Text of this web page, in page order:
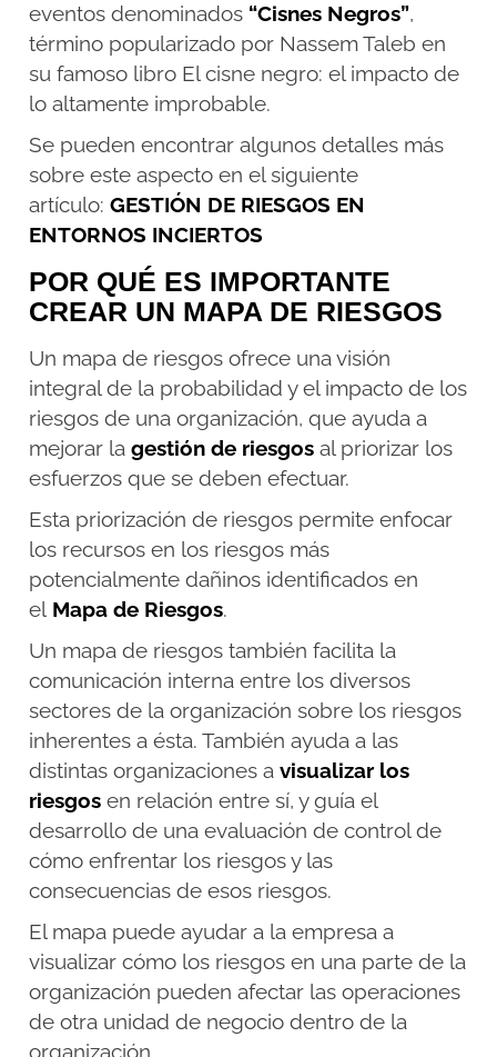
eventos denominados “Cisnes Negros”,
término popularizado por Nassem Taleb en
su famoso libro El cisne negro: el impacto de
lo altamente improbable.
Se pueden encontrar algunos detalles más
sobre este aspecto en el siguiente
artículo:GESTIÓN DE RIESGOS EN
ENTORNOS INCIERTOS
POR QUÉ ES IMPORTANTE
CREAR UN MAPA DE RIESGOS
Un mapa de riesgos ofrece una visión
integral de la probabilidad y el impacto de los
riesgos de una organización, que ayuda a
mejorar lagestión de riesgos al priorizar los
esfuerzos que se deben efectuar.
Esta priorización de riesgos permite enfocar
los recursos en los riesgos más
potencialmente dañinos identificados en
el Mapa de Riesgos.
Un mapa de riesgos también facilita la
comunicación interna entre los diversos
sectores de la organización sobre los riesgos
inherentes a ésta. También ayuda a las
distintas organizaciones avisualizar los
riesgos en relación entre sí, y guía el
desarrollo de una evaluación de control de
cómo enfrentar los riesgos y las
consecuencias de esos riesgos.
El mapa puede ayudar a la empresa a
visualizar cómo los riesgos en una parte de la
organización pueden afectar las operaciones
de otra unidad de negocio dentro de la
organización.